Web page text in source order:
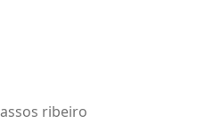
ribeiro